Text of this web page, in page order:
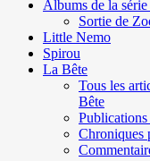
Albums de la
Sortie de
Little Nemo
Spirou
La Bête
Tous les
Bête
Chroniques